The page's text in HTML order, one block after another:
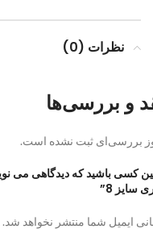
نظرات (0)
و بررسی‌ها
بررسی‌ای ثبت نشده است.
سایز 8”
ایمیل شما منتشر نخواهد شد.